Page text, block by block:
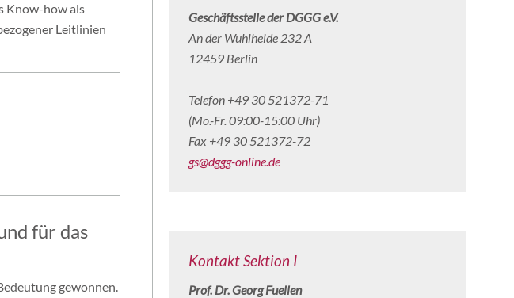
Know-how als
Leitlinien
für das
gewonnen.
Geschäftsstelle der DGGG e.V.
An der Wuhlheide 232 A
12459 Berlin
Telefon +49 30 521372-71
(Mo.-Fr. 09:00-15:00 Uhr)
Fax +49 30 521372-72
gs@dggg-online.de
Kontakt Sektion I
Prof. Dr. Georg Fuellen